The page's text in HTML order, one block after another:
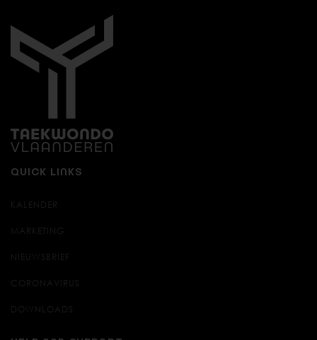
QUICK LINKS
KALENDER
MARKETING
NIEUWSBRIEF
CORONAVIRUS
DOWNLOADS